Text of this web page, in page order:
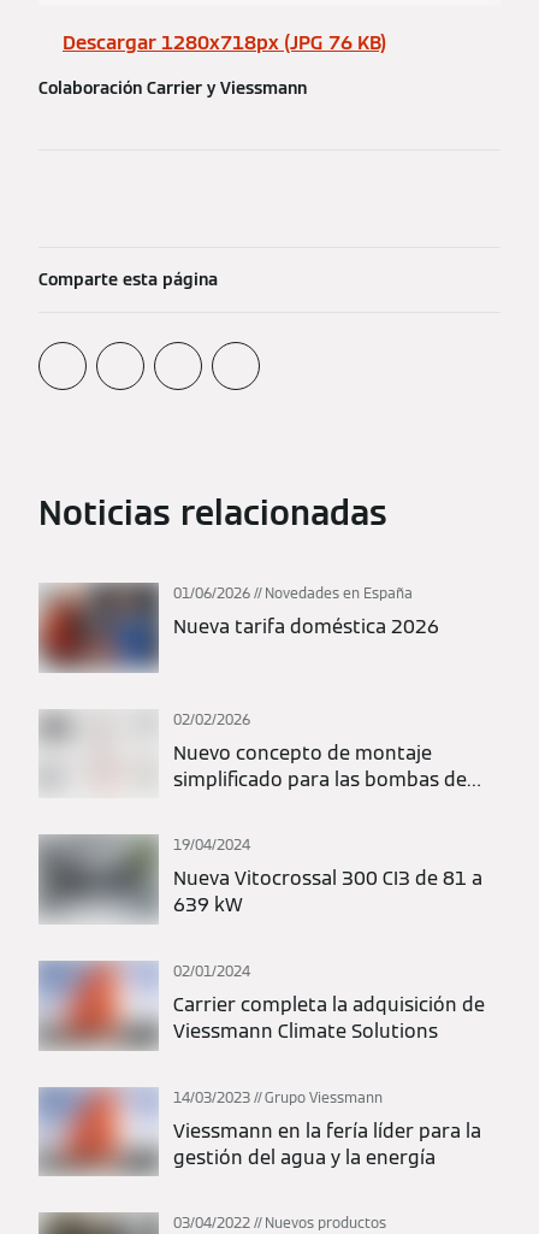
Descargar 1280x718px (JPG 76 KB)
Colaboración Carrier y Viessmann
Comparte esta página
Noticias relacionadas
01/06/2026 Novedades en España
Nueva tarifa doméstica 2026
02/02/2026
Nuevo concepto de montaje
simplificado para las bombas de
instalación.
19/04/2024
Nueva Vitocrossal 300 CI3 de 81 a
639 kW
02/01/2024
Carrier completa la adquisición de
Viessmann Climate Solutions
14/03/2023 Grupo Viessmann
Viessmann en la fería líder para la
gestión del agua y la energía
03/04/2022 Nuevos productos